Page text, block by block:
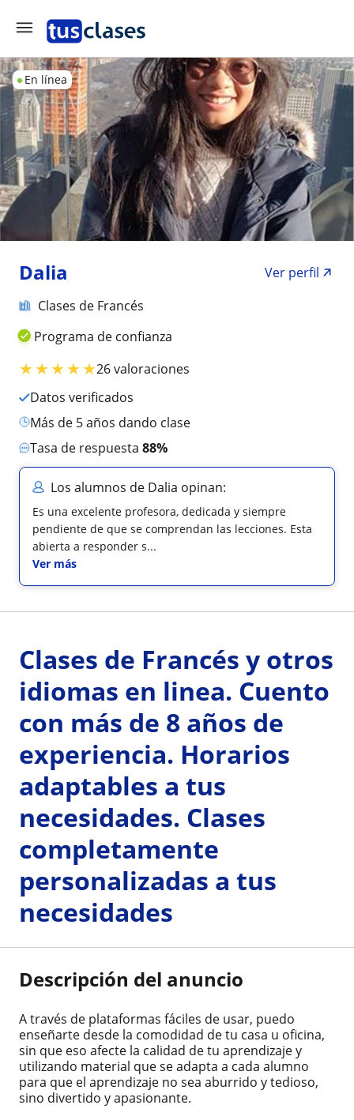
En línea
Dalia
Ver perfil
Clases de Francés
Programa de confianza
★★★★★26 valoraciones
Datos verificados
más de 5 años dando clase
Tasa de respuesta 88%
Los alumnos de Dalia opinan:
Es una excelente profesora, dedicada y siempre
pendiente de que se comprendan las lecciones. Esta
abierta a responder s...
Ver más
Clases de Francés y otros
idiomas en linea. Cuento
con más de 8 años de
experiencia. Horarios
adaptables a tus
necesidades. Clases
completamente
personalizadas a tus
necesidades
Descripción del anuncio
A través de plataformas fáciles de usar, puedo
enseñarte desde la comodidad de tu casa u oficina,
sin que eso afecte la calidad de tu aprendizaje y
utilizando material que se adapta a cada alumno
para que el aprendizaje no sea aburrido y tedioso,
sino divertido y apasionante.